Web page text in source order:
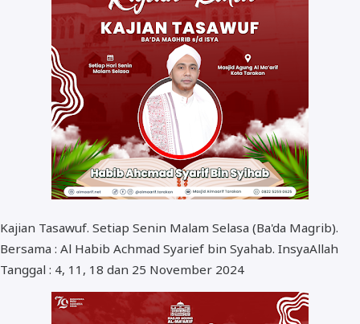
Kajian Tasawuf. Setiap Senin Malam Selasa (Ba'da Magrib).
Bersama : Al Habib Achmad Syarief bin Syahab. InsyaAllah
Tanggal : 4, 11, 18 dan 25 November 2024